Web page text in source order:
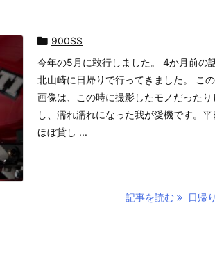
 900SS
今年の5月に敢行しました。 4か月前の
北山崎に日帰りで行ってきました。 こ
画像は、この時に撮影したモノだった
し、濡れ濡れになった我が愛機です。
ほぼ貸し ...
記事を読む 日帰